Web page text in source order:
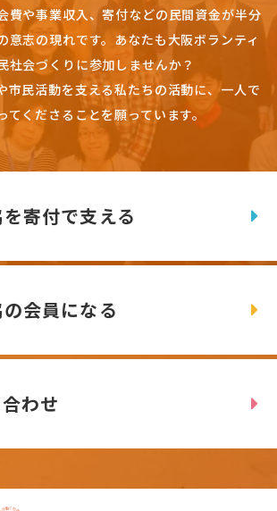
費や事業収入、寄付などの民間資金が半分
志の現れです。 あなたも大阪ボランティ
社会づくりに参加しませんか？
市民活動を支える私たちの活動に、一人で
てくださることを願っています。
寄付で支える
会員になる
わせ